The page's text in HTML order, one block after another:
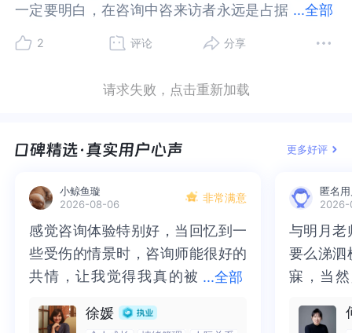
边界的环境下 建立良好的关系 修复我的创伤
自恋者勿扰 没有专业水平的勿扰
边界的环境下 建立良好的关系 修复我的创伤
自恋者勿扰 没有专业水平的勿扰
...全部
一定要明白，在咨询中咨来访者永远是占据
痛苦，你都需要及时把这一部分反馈给你的咨询
及时反思他在咨询过程中一些让你不舒服的言语行
导的单向的关系。当下你已明确知道自己想要什么
要求明确的说出来，帮助你匹配更适合你的咨询
师。当然，我也能够从你的描述中看出，你对咨询
师的这些要求是一个咨询师所具备的最基本的职业
素养，也就是一个咨询师必须具备你所描述的这些
职业道德和胜任力，否则他就不是一个合格的咨询
单向的，你在咨询中有及时表达自己任何感受和需
一定要明白，在咨询中咨来访者永远是占据主导
苦，你都需要及时把这一部分反馈给你的咨询师，
反思他在咨询过程中一些让你不舒服的言语行为，
单向的关系。当下你已明确知道自己想要什么样的
明确的说出来，帮助你匹配更适合你的咨询师。当
然，我也能够从你的描述中看出，你对咨询师的这
些要求是一个咨询师所具备的最基本的职业素养，
也就是一个咨询师必须具备你所描述的这些职业道
德和胜任力，否则他就不是一个合格的咨询师。所
的，你在咨询中有及时表达自己任何感受和需求的
2 评论 分享
请求失败，点击重新加载
更多好评
小鲸鱼璇
2026-08-06
非常满意
...全部
感觉咨询体验特别好，当回忆到一
些受伤的情景时，咨询师能很好的
共情，让我觉得我真的被
一部分未处理的情绪被注意到了，
感觉咨询体验特别好，当回忆到一
些受伤的情景时，咨询师能很好的
共情，让我觉得我真的被抱住了。
处理的情绪被注意到了，而且当咨
徐媛
匿名
2026-
与明月老
要么涕泗
寐，当
来，觉
与明月老
要么涕泗
寐，当然
不必再